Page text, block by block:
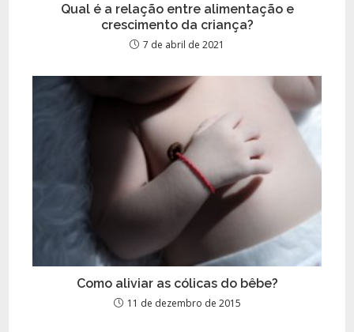
Qual é a relação entre alimentação e
crescimento da criança?
7 de abril de 2021
Como aliviar as cólicas do bêbe?
11 de dezembro de 2015